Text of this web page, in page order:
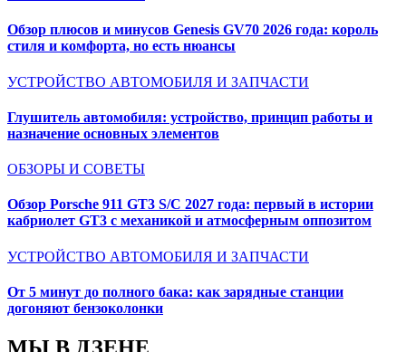
Обзор плюсов и минусов Genesis GV70 2026 года: король
стиля и комфорта, но есть нюансы
УСТРОЙСТВО АВТОМОБИЛЯ И ЗАПЧАСТИ
Глушитель автомобиля: устройство, принцип работы и
назначение основных элементов
ОБЗОРЫ И СОВЕТЫ
Обзор Porsche 911 GT3 S/C 2027 года: первый в истории
кабриолет GT3 с механикой и атмосферным оппозитом
УСТРОЙСТВО АВТОМОБИЛЯ И ЗАПЧАСТИ
От 5 минут до полного бака: как зарядные станции
догоняют бензоколонки